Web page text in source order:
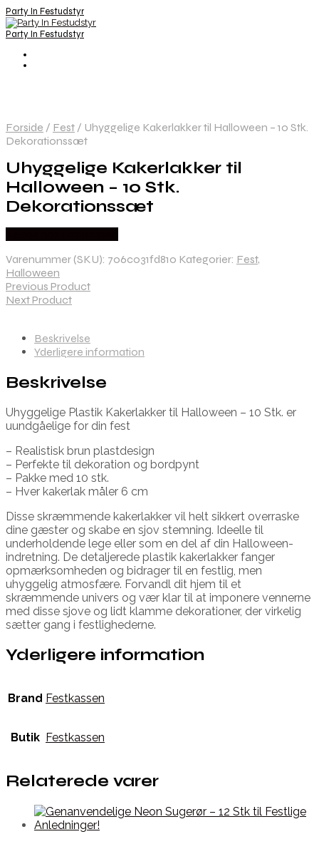
Party In Festudstyr
Party In Festudstyr
Forside / Fest / Uhyggelige Kakerlakker til Halloween – 10 Stk.
Dekorationssæt
Uhyggelige Kakerlakker til
Halloween – 10 Stk.
Dekorationssæt
Varenummer (SKU): 706c031fd810 Kategorier: Fest,
Halloween
Previous Product
Next Product
Beskrivelse
Yderligere information
Beskrivelse
Uhyggelige Plastik Kakerlakker til Halloween – 10 Stk. er
uundgåelige for din fest
– Realistisk brun plastdesign
– Perfekte til dekoration og bordpynt
– Pakke med 10 stk.
– Hver kakerlak måler 6 cm
Disse skræmmende kakerlakker vil helt sikkert overraske
dine gæster og skabe en sjov stemning. Ideelle til
underholdende lege eller som en del af din Halloween-
indretning. De detaljerede plastik kakerlakker fanger
opmærksomheden og bidrager til en festlig, men
uhyggelig atmosfære. Forvandl dit hjem til et
skræmmende univers og vær klar til at imponere vennerne
med disse sjove og lidt klamme dekorationer, der virkelig
sætter gang i festlighederne.
Yderligere information
Brand Festkassen
Butik Festkassen
Relaterede varer